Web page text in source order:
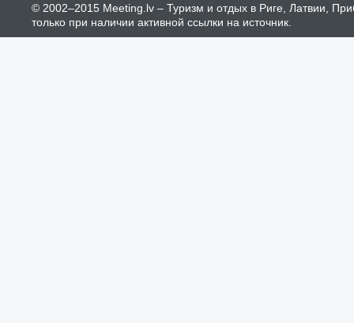
© 2002–2015 Meeting.lv – Туризм и отдых в Риге, Латвии,
только при наличии активной ссылки на источник.